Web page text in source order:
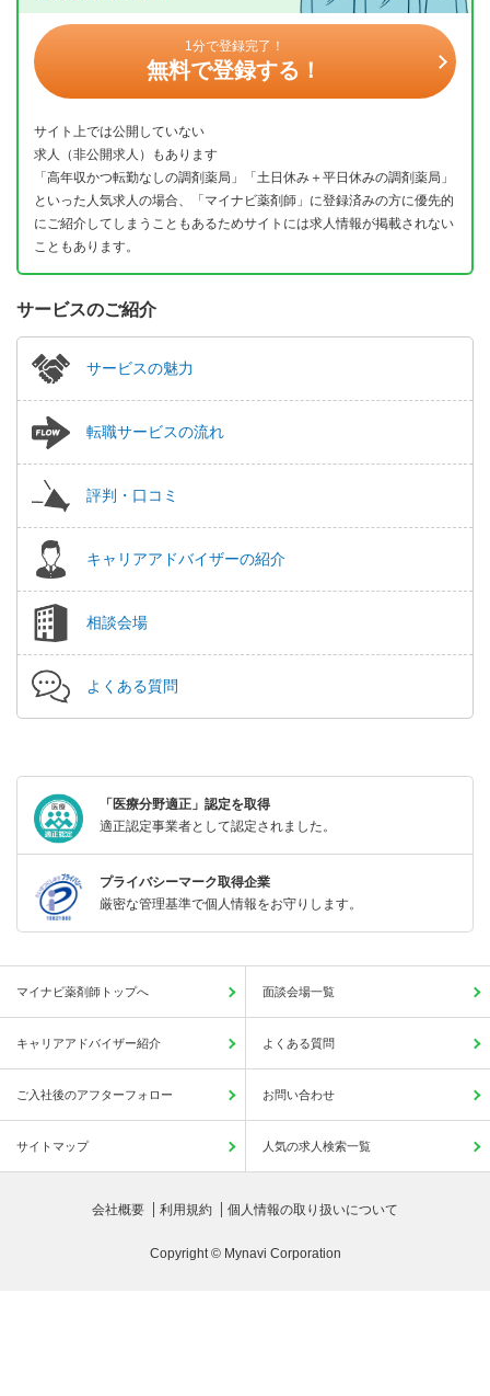
1分で登録完了！
無料で登録する！
サイト上では公開していない
求人（非公開求人）もあります
「高年収かつ転勤なしの調剤薬局」「土日休み＋平日休みの調剤薬局」
といった人気求人の場合、「マイナビ薬剤師」に登録済みの方に優先的
にご紹介してしまうこともあるためサイトには求人情報が掲載されない
こともあります。
サービスのご紹介
サービスの魅力
転職サービスの流れ
評判・口コミ
キャリアアドバイザーの紹介
相談会場
よくある質問
「医療分野適正」認定を取得
適正認定事業者として認定されました。
プライバシーマーク取得企業
厳密な管理基準で個人情報をお守りします。
マイナビ薬剤師トップへ 面談会場一覧
キャリアアドバイザー紹介 よくある質問
ご入社後のアフターフォロー お問い合わせ
サイトマップ 人気の求人検索一覧
会社概要 利用規約 個人情報の取り扱いについて
Copyright © Mynavi Corporation